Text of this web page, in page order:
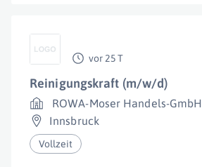
vor 25 T
Reinigungskraft (m/w/d)
ROWA-Moser Handels-GmbH
Innsbruck
Vollzeit